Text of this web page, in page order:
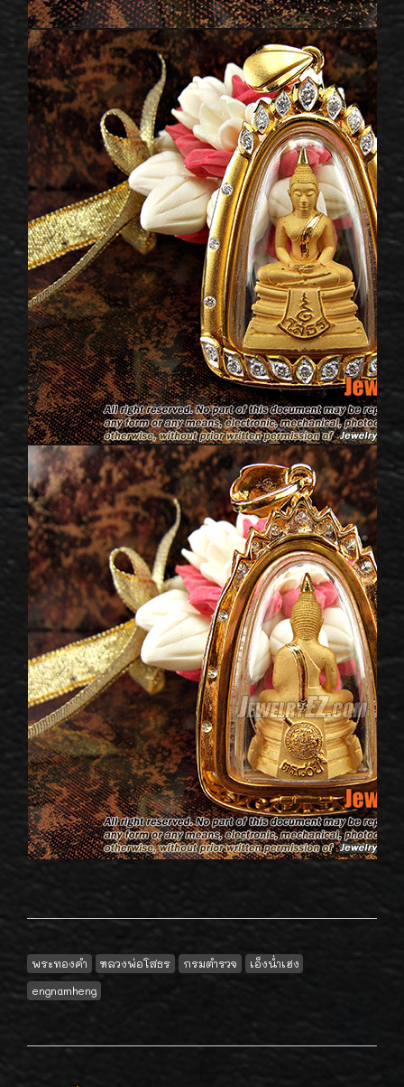
พระทองคำ หลวงพ่อโสธร กรมตำรวจ
เอ็งน่ำเฮง
engnamheng